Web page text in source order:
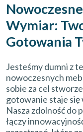
Wymiar:
Gotowania
Jesteśmy dumni z
nowoczesnych
sobie za cel
gotowanie staje
Nasza zdolność do
łączy